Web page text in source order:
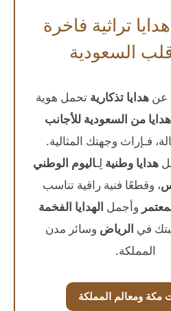
تراثية فاخرة
السعودية
عن هدايا تذكارية تحمل هوية
هدايا من السعودية للأجانب
فـإراث وجهتك المثالية.
هدايا وطنية لِـاليوم الوطني
، وقطعًا فنية راقية تناسب
وأجمل الهدايا الفخمة
في الرياض وسائر مدن
المملكة.
مكة ومعالم المملكة